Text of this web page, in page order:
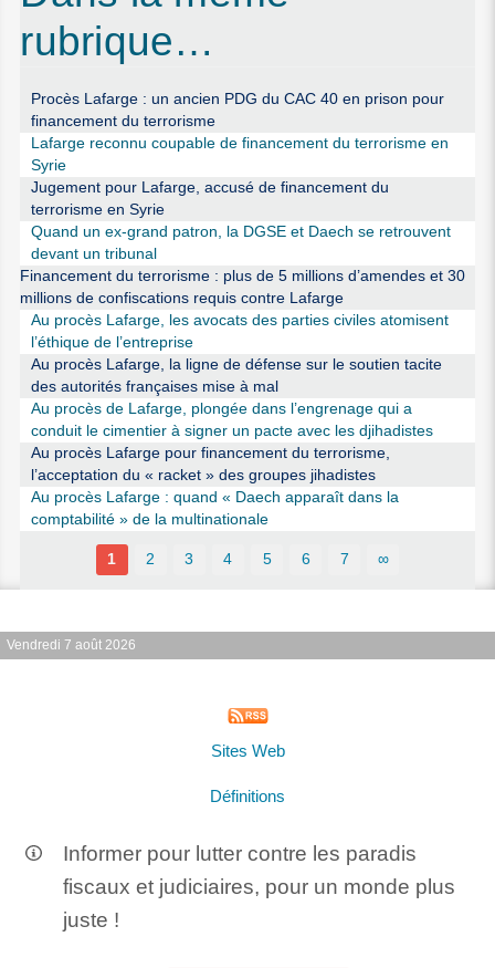
rubrique…
Procès Lafarge : un ancien PDG du CAC 40 en prison pour
financement du terrorisme
Lafarge reconnu coupable de financement du terrorisme en
Syrie
Jugement pour Lafarge, accusé de financement du
terrorisme en Syrie
Quand un ex-grand patron, la DGSE et Daech se retrouvent
devant un tribunal
Financement du terrorisme : plus de 5 millions d’amendes et 30
millions de confiscations requis contre Lafarge
Au procès Lafarge, les avocats des parties civiles atomisent
l’éthique de l’entreprise
Au procès Lafarge, la ligne de défense sur le soutien tacite
des autorités françaises mise à mal
Au procès de Lafarge, plongée dans l’engrenage qui a
conduit le cimentier à signer un pacte avec les djihadistes
Au procès Lafarge pour financement du terrorisme,
l’acceptation du « racket » des groupes jihadistes
Au procès Lafarge : quand « Daech apparaît dans la
comptabilité » de la multinationale
1 2 3 4 5 6 7 ∞
Vendredi 7 août 2026
Sites Web
Définitions
Informer pour lutter contre les paradis
fiscaux et judiciaires, pour un monde plus
juste !